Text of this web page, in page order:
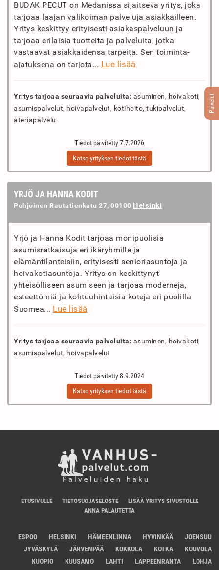
Palvelut
BUDAK PECUT on Medanissa sijaitseva yritys, joka
tarjoaa laajan valikoiman palveluja asiakkailleen.
Yritys keskittyy erityisesti asiakaspalveluun ja
tarjoaa erilaisia tuotteita ja palveluita, jotka
vastaavat asiakkaidensa tarpeita. Sen toiminta-
ajatuksena on tarjota... Lue lisää
Yritys tarjoaa seuraavia palveluita: asuminen, hoivakoti,
asumispalvelut, hoivapalvelut, kotihoito, tukipalvelut,
ateriapalvelu
Tiedot päivitetty 7.7.2026
Katso yrityksen tiedot tästä
YRJÖ JA HANNA KODIT
Pohjoinen Rautatienkatu 27, 00100 Helsinki
Yrjö ja Hanna Kodit tarjoaa monipuolisia
asumisratkaisuja eri ikäryhmille ja
elämäntilanteisiin, erityisesti senioriasuntoja ja
hoivakotiasuntoja. Yritys on keskittynyt
yhteisölliseen asumiseen ja tarjoaa moderneja,
esteettömiä ja kohtuuhintaisia koteja eri puolilla
Suomea... Lue lisää
Yritys tarjoaa seuraavia palveluita: asuminen, hoivakoti,
asumispalvelut, hoivapalvelut
Tiedot päivitetty 8.9.2024
Katso yrityksen tiedot tästä
ETUSIVULLE TIETOSUOJASELOSTE
LISÄÄ YRITYS SIVUSTOLLE
ANNA PALAUTETTA
ESPOO HELSINKI HÄMEENLINNA HYVINKÄÄ
JOENSUU
JYVÄSKYLÄ
JÄRVENPÄÄ KOKKOLA KOTKA
KOUVOLA
KUOPIO
KUUSAMO LAHTI LAPPEENRANTA
LOHJA